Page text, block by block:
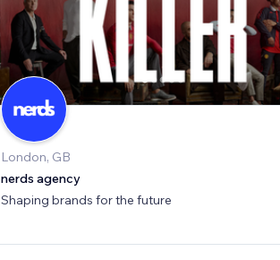
London, GB
nerds agency
Shaping brands for the future